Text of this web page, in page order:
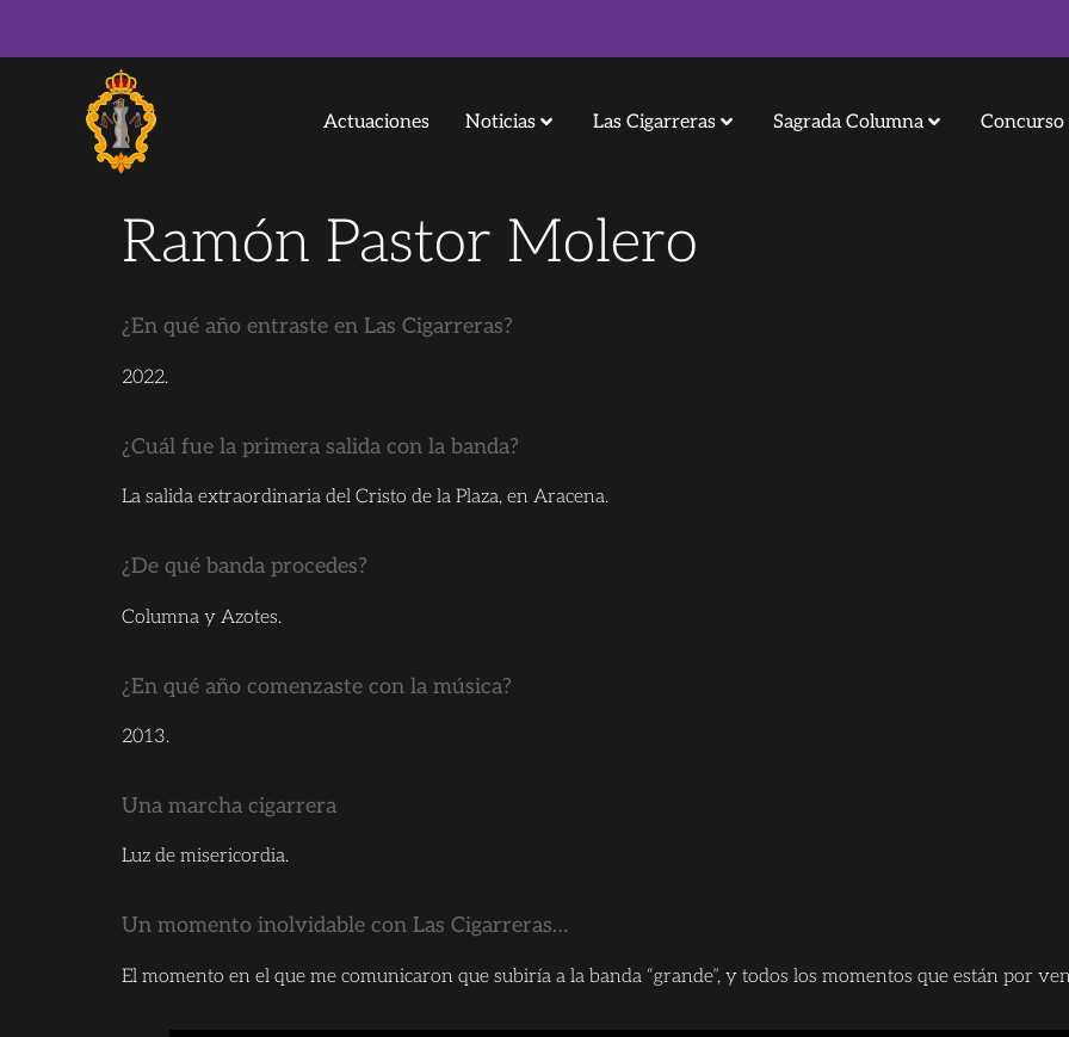
Actuaciones Noticias Las Cigarreras Sagrada Columna Concurso
Ramón Pastor Molero
¿En qué año entraste en Las Cigarreras?
2022.
¿Cuál fue la primera salida con la banda?
La salida extraordinaria del Cristo de la Plaza, en Aracena.
¿De qué banda procedes?
Columna y Azotes.
¿En qué año comenzaste con la música?
2013.
Una marcha cigarrera
Luz de misericordia.
Un momento inolvidable con Las Cigarreras…
El momento en el que me comunicaron que subiría a la banda “grande”, y todos los momentos que están por